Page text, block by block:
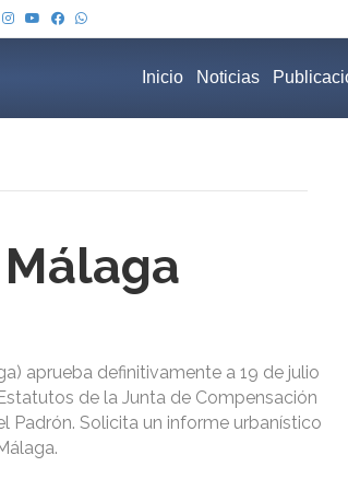
Inicio Noticias
aprueba definitivamente a 19 de julio
de la Junta de Compensación
Padrón. Solicita un informe urbanístico